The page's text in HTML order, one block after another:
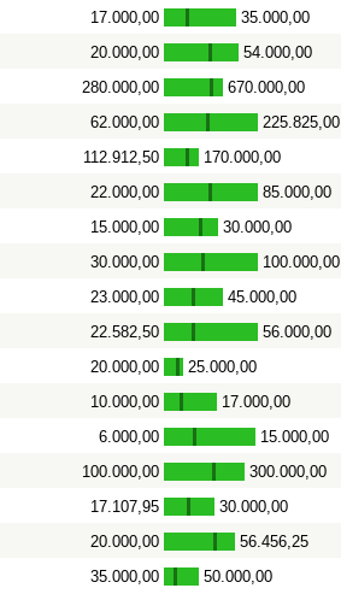
17.000,00 - 35.000,00
20.000,00 - 54.000,00
280.000,00 - 670.000,00
62.000,00 - 225.825,00
112.912,50 - 170.000,00
22.000,00 - 85.000,00
15.000,00 - 30.000,00
30.000,00 - 100.000,00
23.000,00 - 45.000,00
22.582,50 - 56.000,00
20.000,00 - 25.000,00
10.000,00 - 17.000,00
6.000,00 - 15.000,00
100.000,00 - 300.000,00
17.107,95 - 30.000,00
20.000,00 - 56.456,25
35.000,00 - 50.000,00